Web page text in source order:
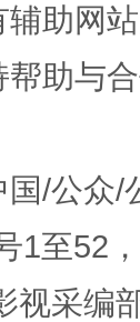
刚被判无期
助网
助与
国/公众/
1至52
视采编